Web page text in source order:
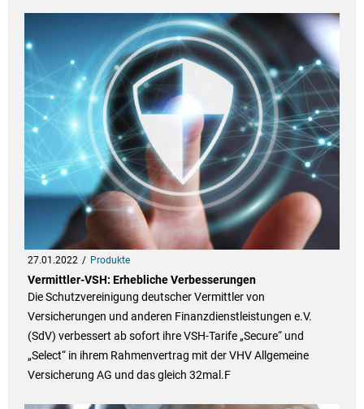
27.01.2022 Produkte
Vermittler-VSH: Erhebliche Verbesserungen
Die Schutzvereinigung deutscher Vermittler von
Versicherungen und anderen Finanzdienstleistungen e.V.
(SdV) verbessert ab sofort ihre VSH-Tarife „Secure“ und
„Select“ in ihrem Rahmenvertrag mit der VHV Allgemeine
Versicherung AG und das gleich 32mal.F